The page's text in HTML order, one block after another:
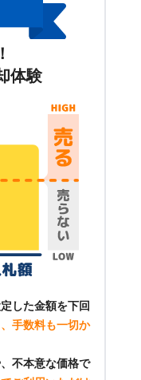
！
体験
した金額を下回
手数料も一切か
不本意な価格で